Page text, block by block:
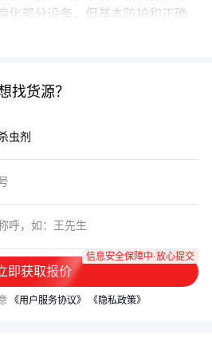
化部分设备，但基本防护和正确
找货源？
即获取报价
信息安全保障中·放心提交
《用户服务协议》 《隐私政策》